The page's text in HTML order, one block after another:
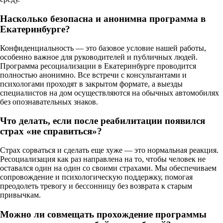
Насколько безопасна и анонимна программа в
Екатеринбурге?
Конфиденциальность — это базовое условие нашей работы,
особенно важное для руководителей и публичных людей.
Программа ресоциализации в Екатеринбурге проводится
полностью анонимно. Все встречи с консультантами и
психологами проходят в закрытом формате, а выезды
специалистов на дом осуществляются на обычных автомобилях
без опознавательных знаков.
Что делать, если после реабилитации появился
страх «не справиться»?
Страх сорваться и сделать еще хуже — это нормальная реакция.
Ресоциализация как раз направлена на то, чтобы человек не
оставался один на один со своими страхами. Мы обеспечиваем
сопровождение и психологическую поддержку, помогая
преодолеть тревогу и бессонницу без возврата к старым
привычкам.
Можно ли совмещать прохождение программы